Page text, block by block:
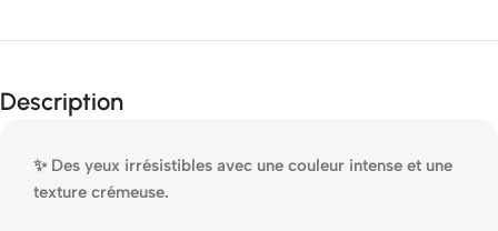
Description
✨ Des yeux irrésistibles avec une couleur intense et une
texture crémeuse.